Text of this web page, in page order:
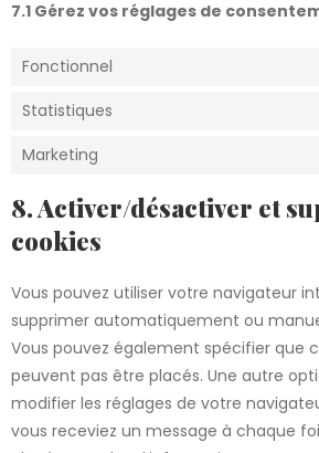
7.1 Gérez vos réglages de
Fonctionnel
Statistiques
Marketing
8. Activer/désactiver et
cookies
Vous pouvez utiliser votre navigateur
supprimer automatiquement ou
Vous pouvez également spécifier que
peuvent pas être placés. Une autre
modifier les réglages de votre
vous receviez un message à chaque